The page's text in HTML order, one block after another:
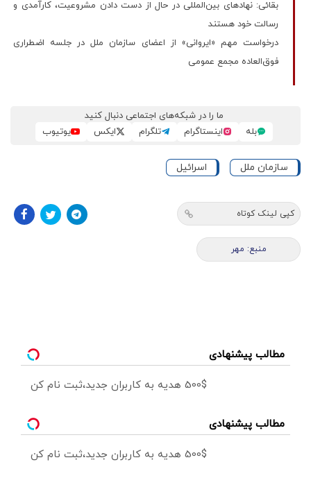
بقائی: نهادهای بین‌المللی در حال از دست‌ دادن مشروعیت، کارآمدی و
رسالت خود هستند
درخواست مهم «ایروانی» از اعضای سازمان ملل در جلسه اضطراری
فوق‌العاده مجمع عمومی
ما را در شبکه‌های اجتماعی دنبال کنید
بله
اینستاگرام تلگرام ایکس یوتیوب
سازمان ملل اسرائیل
کپی لینک کوتاه
منبع: مهر
مطالب پیشنهادی
500$ هدیه به کاربران جدید،ثبت نام کن
مطالب پیشنهادی
500$ هدیه به کاربران جدید،ثبت نام کن